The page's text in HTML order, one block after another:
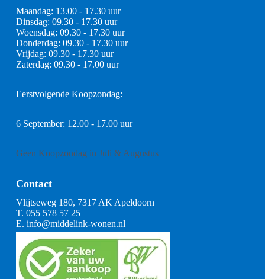
Maandag: 13.00 - 17.30 uur
Dinsdag: 09.30 - 17.30 uur
Woensdag: 09.30 - 17.30 uur
Donderdag: 09.30 - 17.30 uur
Vrijdag: 09.30 - 17.30 uur
Zaterdag: 09.30 - 17.00 uur
Eerstvolgende Koopzondag:
6 September: 12.00 - 17.00 uur
Geen Koopzondag in Juli & Augustus
Contact
Vlijtseweg 180, 7317 AK Apeldoorn
T. 055 578 57 25
E. info@middelink-wonen.nl